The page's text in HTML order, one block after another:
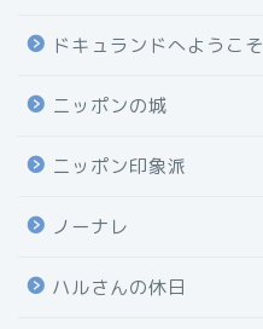
ドキュランドへようこそ
ニッポンの城
ニッポン印象派
ノーナレ
ハルさんの休日